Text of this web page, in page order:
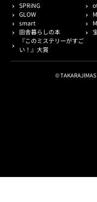
SPRiNG
GLOW
smart
田舎暮らしの本
『このミステリーがすご
い！』大賞
©